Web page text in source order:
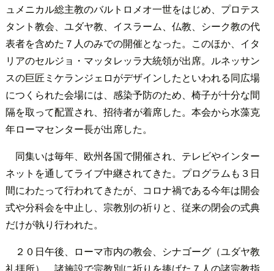
ュメニカル総主教のバルトロメオ一世をはじめ、プロテス
タント教会、ユダヤ教、イスラーム、仏教、シーク教の代
表者を含めた７人のみでの開催となった。このほか、イタ
リアのセルジョ・マッタレッラ大統領が出席。ルネッサン
スの巨匠ミケランジェロがデザインしたといわれる同広場
につくられた会場には、感染予防のため、椅子が十分な間
隔を取って配置され、招待者が着席した。本会から水藻克
年ローマセンター長が出席した。
同集いは毎年、欧州各国で開催され、テレビやインター
ネットを通してライブ中継されてきた。プログラムも３日
間にわたって行われてきたが、コロナ禍である今年は開会
式や分科会を中止し、宗教別の祈りと、従来の閉会の式典
だけが執り行われた。
２０日午後、ローマ市内の教会、シナゴーグ（ユダヤ教
礼拝所）、諸施設で宗教別に祈りを捧げた７人の諸宗教指